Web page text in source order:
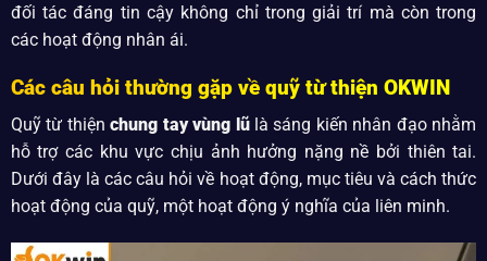
đối tác đáng tin cậy không chỉ trong giải trí mà còn trong
các hoạt động nhân ái.
Các câu hỏi thường gặp về quỹ từ thiện OKWIN
Quỹ từ thiệnchung tay vùng lũlà sáng kiến nhân đạo nhằm
hỗ trợ các khu vực chịu ảnh hưởng nặng nề bởi thiên tai.
Dưới đây là các câu hỏi về hoạt động, mục tiêu và cách thức
hoạt động của quỹ, một hoạt động ý nghĩa của liên minh.